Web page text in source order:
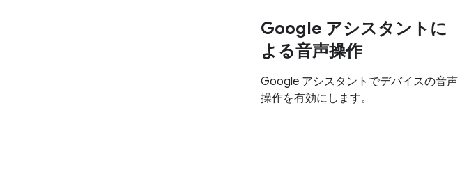
Google アシスタントに
よる音声操作
Google アシスタントでデバイスの音声
操作を有効にします。